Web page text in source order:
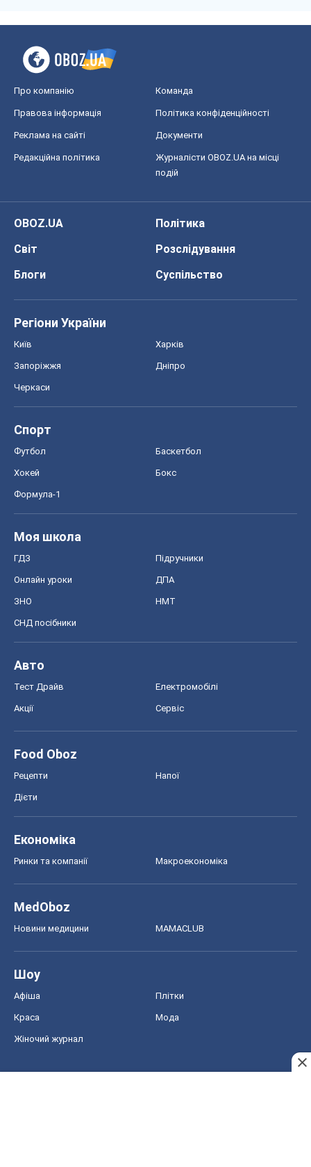
Про компанію Команда
Правова інформація Політика конфіденційності
Реклама на сайті Документи
Редакційна політика
Журналісти OBOZ.UA на місці
подій
OBOZ.UA
Політика
Світ
Розслідування
Блоги
Суспільство
Регіони України
Київ Харків
Запоріжжя Дніпро
Черкаси
Спорт
Футбол Баскетбол
Хокей Бокс
Формула-1
Моя школа
ГДЗ Підручники
Онлайн уроки ДПА
ЗНО НМТ
СНД посібники
Авто
Тест Драйв Електромобілі
Акції Сервіс
Food Oboz
Рецепти Напої
Дієти
Економіка
Ринки та компанії Макроекономіка
MedOboz
Новини медицини MAMACLUB
Шоу
Афіша Плітки
Краса Мода
Жіночий журнал